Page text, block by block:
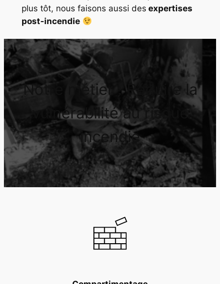
plus tôt, nous faisons aussi des expertises
post-incendie
Notre métier :Réduire la
vulnérabilité au risque
incendie